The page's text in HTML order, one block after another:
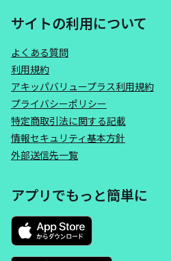
サイトの利用について
よくある質問
利用規約
アキッパバリュープラス利用規約
プライバシーポリシー
特定商取引法に関する記載
情報セキュリティ基本方針
外部送信先一覧
アプリでもっと簡単に